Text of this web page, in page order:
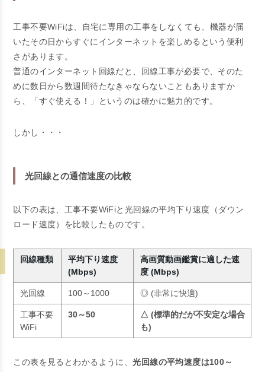
工事不要WiFiは、自宅に専用の工事をしなくても、機器が届
いたその日からすぐにインターネットを楽しめるという便利
さがあります。
普通のインターネット回線だと、回線工事が必要で、そのた
めに数日から数週間待たなきゃならないこともありますか
ら、「すぐ使える！」というのは確かに魅力的です。
しかし・・・
光回線との通信速度の比較
以下の表は、工事不要WiFiと光回線の平均下り速度（ダウン
ロード速度）を比較したものです。
回線種類
平均下り速度
(Mbps)
高画質動画鑑賞に適した速
度 (Mbps)
光回線 100～1000 ◎ (非常に快適)
工事不要
WiFi
30～50
△ (標準的だが不安定な場合
も)
この表を見るとわかるように、光回線の平均速度は100～